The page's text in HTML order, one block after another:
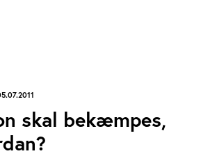
skal bekæmpes,